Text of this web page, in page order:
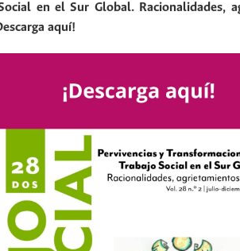
en el Sur Global. Racionalidades,
aquí!